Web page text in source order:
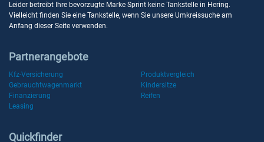
Leider betreibt Ihre bevorzugte Marke Sprint keine Tankstelle in Hering.
Vielleicht finden Sie eine Tankstelle, wenn Sie unsere Umkreissuche am
Anfang dieser Seite verwenden.
Partnerangebote
Kfz-Versicherung
Produktvergleich
Gebrauchtwagenmarkt
Kindersitze
Finanzierung
Reifen
Leasing
Quickfinder